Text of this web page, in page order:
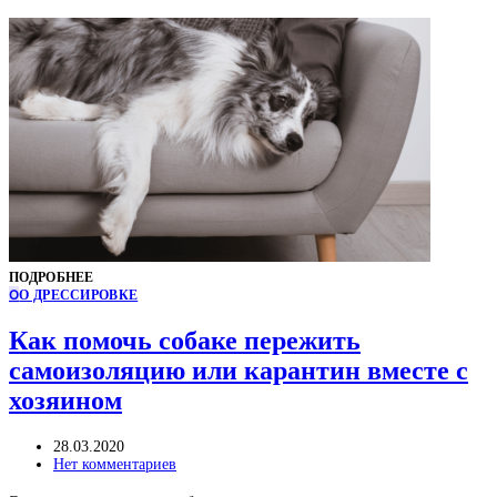
ПОДРОБНЕЕ
ОО ДРЕССИРОВКЕ
Как помочь собаке пережить
самоизоляцию или карантин вместе с
хозяином
28.03.2020
Нет комментариев